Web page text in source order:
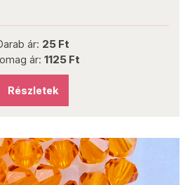
ár: 25 Ft
ár: 1125 Ft
Részletek